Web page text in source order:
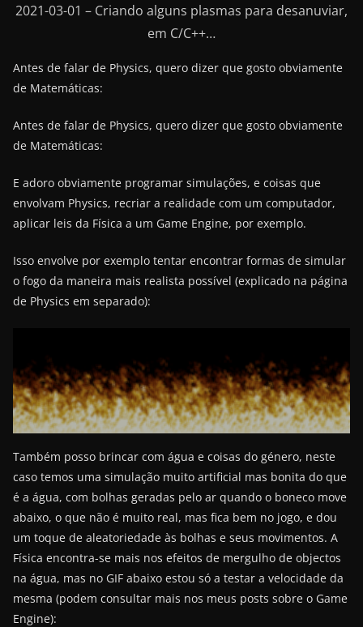
2021-03-01 – Criando alguns plasmas para desanuviar,
em C/C++…
Antes de falar de Physics, quero dizer que gosto obviamente
de Matemáticas:
Antes de falar de Physics, quero dizer que gosto obviamente
de Matemáticas:
E adoro obviamente programar simulações, e coisas que
envolvam Physics, recriar a realidade com um computador,
aplicar leis da Física a um Game Engine, por exemplo.
Isso envolve por exemplo tentar encontrar formas de simular
o fogo da maneira mais realista possível (explicado na página
de Physics em separado):
Também posso brincar com água e coisas do género, neste
caso temos uma simulação muito artificial mas bonita do que
é a água, com bolhas geradas pelo ar quando o boneco move
abaixo, o que não é muito real, mas fica bem no jogo, e dou
um toque de aleatoriedade às bolhas e seus movimentos. A
Física encontra-se mais nos efeitos de mergulho de objectos
na água, mas no GIF abaixo estou só a testar a velocidade da
mesma (podem consultar mais nos meus posts sobre o Game
Engine):